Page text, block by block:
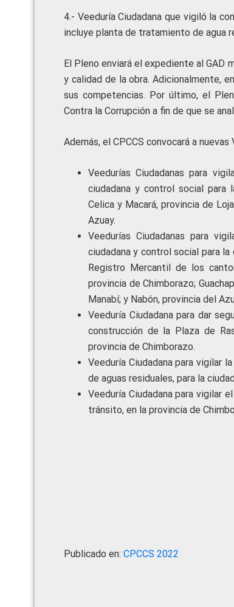
4.- Veeduría Ciudadana que vigiló la
incluye planta de tratamiento de agua
El Pleno enviará el expediente al GAD
y calidad de la obra. Adicionalmente,
sus competencias. Por último, el
Contra la Corrupción a fin de que se
Además, el CPCCS convocará a
Veedurías Ciudadanas para
ciudadana y control social para
Celica y Macará, provincia de
Azuay.
Veedurías Ciudadanas para
ciudadana y control social para
Registro Mercantil de los
provincia de Chimborazo;
Manabí; y Nabón, provincia del
Veeduría Ciudadana para dar
construcción de la Plaza de
provincia de Chimborazo.
Veeduría Ciudadana para vigilar
de aguas residuales, para la
Veeduría Ciudadana para vigilar
tránsito, en la provincia de
Publicado en: CPCCS 2022